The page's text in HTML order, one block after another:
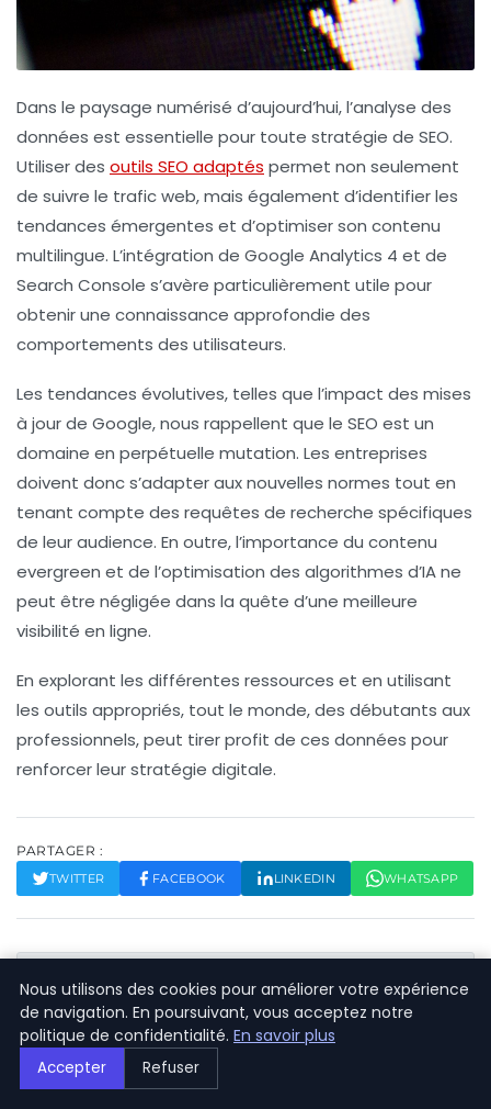
Dans le paysage numérisé d’aujourd’hui,l’analyse des
données est essentielle pour toute stratégie de SEO.
Utiliser des outils SEO adaptés permet non seulement
de suivre le trafic web, mais également d’identifier les
tendances émergentes et d’optimiser son contenu
multilingue. L’intégration de Google Analytics 4 et de
Search Console s’avère particulièrement utile pour
obtenir une connaissance approfondie des
comportements des utilisateurs.
Les tendances évolutives, telles que l’impact des mises
à jour de Google, nous rappellent que le SEO est un
domaine en perpétuelle mutation. Les entreprises
doivent donc s’adapter aux nouvelles normes tout en
tenant compte des requêtes de recherche spécifiques
de leur audience. En outre, l’importance du contenu
evergreen et de l’optimisation des algorithmes d’IAne
peut être négligée dans la quête d’une meilleure
visibilité en ligne.
En explorant les différentes ressources et en utilisant
les outils appropriés, tout le monde, des débutants aux
professionnels, peut tirer profit de ces données pour
renforcer leur stratégie digitale.
PARTAGER :
TWITTER FACEBOOK LINKEDIN WHATSAPP
Vincent Brun
Nous utilisons des cookies pour améliorer votre expérience
de navigation. En poursuivant, vous acceptez notre
politique de confidentialité. En savoir plus
Accepter Refuser